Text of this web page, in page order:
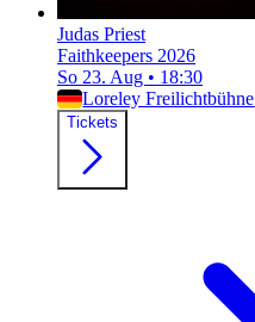
Judas Priest
Faithkeepers 2026
So 23. Aug • 18:30
Loreley Freilichtbühne
Tickets